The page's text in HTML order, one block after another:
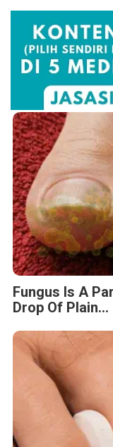
Fungus Is A
Drop Of Plain...